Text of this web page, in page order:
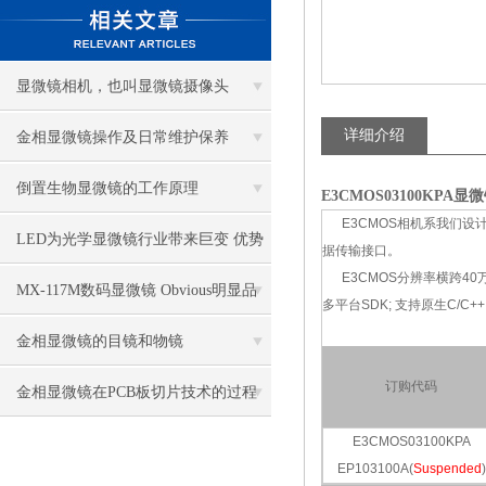
显微镜相机，也叫显微镜摄像头
金相显微镜操作及日常维护保养
倒置生物显微镜的工作原理
LED为光学显微镜行业带来巨变 优势
比传统卤素更明显
MX-117M数码显微镜 Obvious明显品
牌值得推荐
金相显微镜的目镜和物镜
金相显微镜在PCB板切片技术的过程
详细介绍
E3CMOS03100KPA显
E3CMOS相机系我们设计
据传输接口。
E3CMOS分辨率横跨40
多平台SDK; 支持原生C/
订购代码
E3CMOS03100KPA
EP103100A(Suspended)